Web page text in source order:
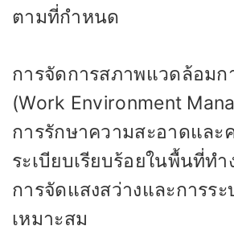
ตามที่กำหนด
การจัดการสภาพแวดล้อมก
(Work Environment
การรักษาความสะอาดและ
ระเบียบเรียบร้อยในพื้นที่ทำ
การจัดแสงสว่างและการร
เหมาะสม